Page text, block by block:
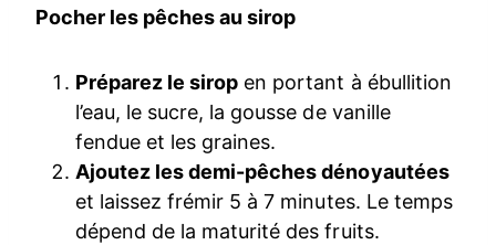
Pocher les pêches au sirop
Préparez le sirop en portant à ébullition
l’eau, le sucre, la gousse de vanille
fendue et les graines.
Ajoutez les demi-pêches dénoyautées
et laissez frémir 5 à 7 minutes. Le temps
dépend de la maturité des fruits.